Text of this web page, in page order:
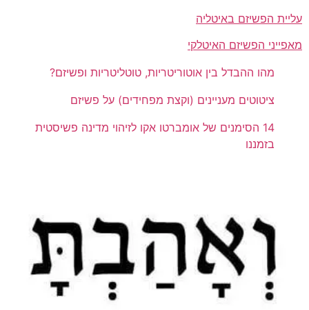
עליית הפשיזם באיטליה
מאפייני הפשיזם האיטלקי
מהו ההבדל בין אוטוריטריות, טוטליטריות ופשיזם?
ציטוטים מעניינים (וקצת מפחידים) על פשיזם
14 הסימנים של אומברטו אקו לזיהוי מדינה פשיסטית
בזמננו